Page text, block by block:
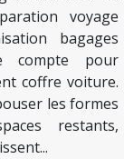
voyage
bagages
compte pour
coffre voiture.
les formes
restants,